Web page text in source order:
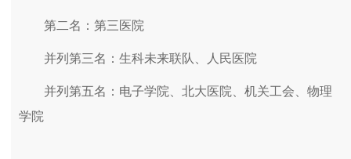
第二名：第三医院
并列第三名：生科未来联队、人民医院
并列第五名：电子学院、北大医院、机关工会、物理
学院